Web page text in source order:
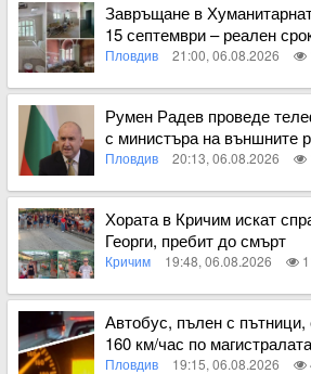
Завръщане в
15 септември – реален
невъзможна ВИДЕО
Пловдив 21:00, 06.08.2026
Вижте пълното съдържание
Румен Радев проведе
с министъра на външните
Великобритания Ед
Пловдив 20:13, 06.08.2026
Вижте пълното съдържание
Хората в Кричим искат
Георги, пребит до смърт
Кричим 19:48, 06.08.2026
Вижте пълното съдържание
Автобус, пълен с
160 км/час по магистралата
Пловдив 19:15, 06.08.2026